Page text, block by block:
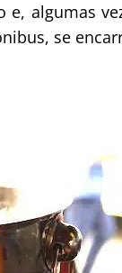
algumas
se